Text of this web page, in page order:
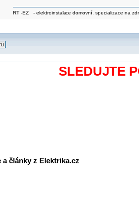
RT -EZ - elektroinstalace domovní, specializace na
SLEDUJTE
články z Elektrika.cz